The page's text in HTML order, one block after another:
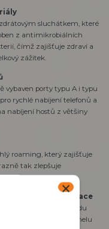
sluchátkem, které
z antimikrobiálních
čímž zajišťuje zdraví a
zážitek.
vybaven porty typu A i typu
rychlé nabíjení telefonů a
nabíjení hostů z většiny
roaming, který zajišťuje
tak zlepšuje
přehledné informace
a zobrazit v náhledu
čelního panelu